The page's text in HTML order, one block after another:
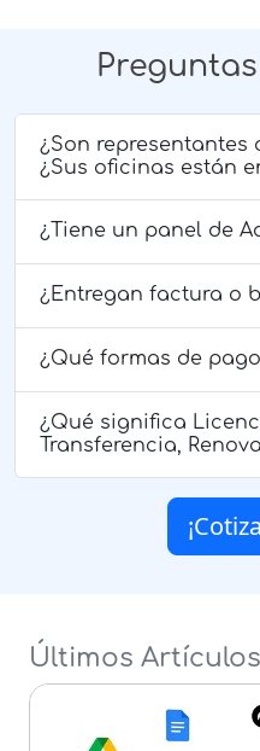
¿Son representantes
¿Sus oficinas están
¿Tiene un panel de
¿Entregan factura o
¿Qué formas de
¿Qué significa
Transferencia,
Últimos